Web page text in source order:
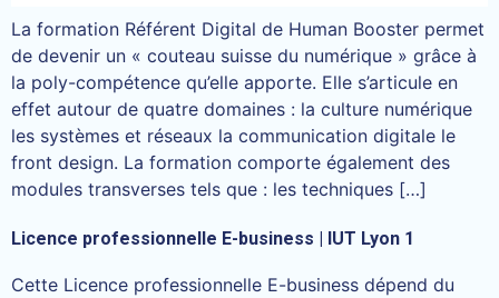
La formation Référent Digital de Human Booster permet
de devenir un « couteau suisse du numérique » grâce à
la poly-compétence qu’elle apporte. Elle s’articule en
effet autour de quatre domaines : la culture numérique
les systèmes et réseaux la communication digitale le
front design. La formation comporte également des
modules transverses tels que : les techniques […]
Licence professionnelle E-business | IUT Lyon 1
Cette Licence professionnelle E-business dépend du